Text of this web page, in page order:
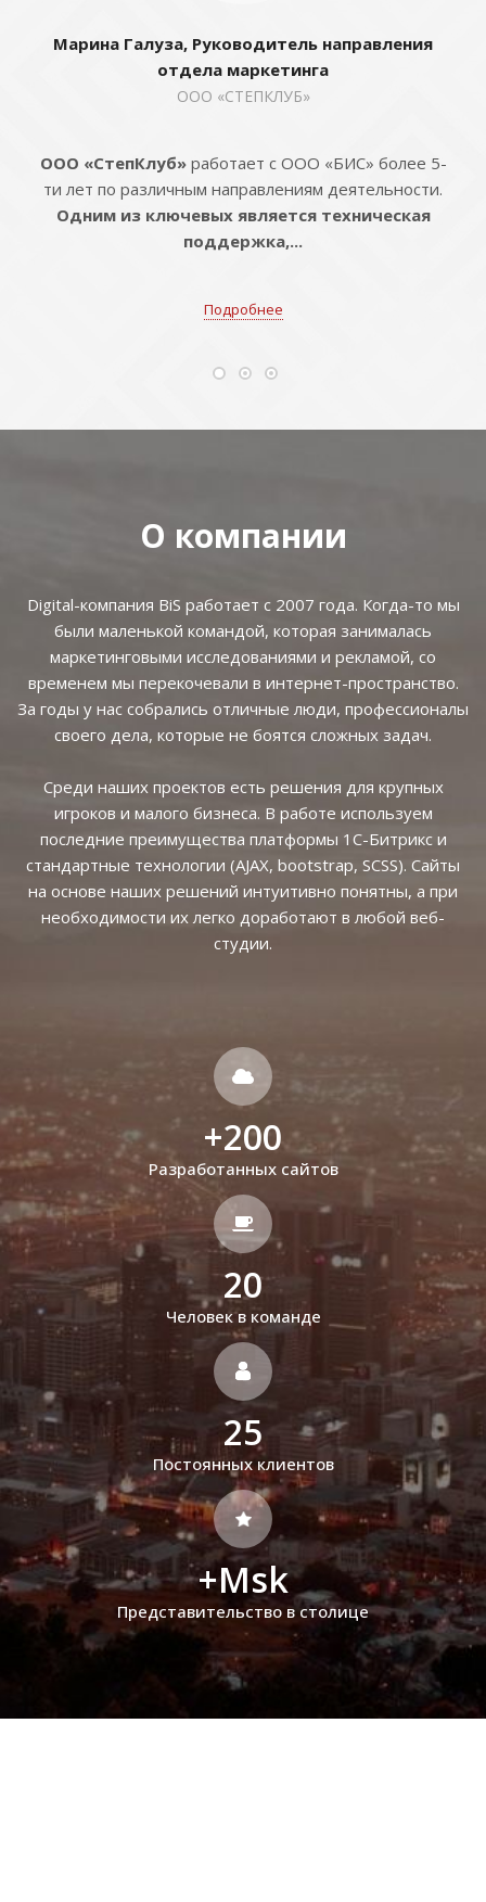
Марина Галуза, Руководитель направления
отдела маркетинга
ООО «СТЕПКЛУБ»
ООО «СтепКлуб»работает с ООО «БИС» более 5-
ти лет по различным направлениям деятельности.
Одним из ключевых является техническая
поддержка,...
Подробнее
О компании
Digital-компания BiS работает с 2007 года. Когда-то мы
были маленькой командой, которая занималась
маркетинговыми исследованиями и рекламой, со
временем мы перекочевали в интернет-пространство.
За годы у нас собрались отличные люди, профессионалы
своего дела, которые не боятся сложных задач.
Среди наших проектов есть решения для крупных
игроков и малого бизнеса. В работе используем
последние преимущества платформы 1С-Битрикс и
стандартные технологии (AJAX, bootstrap, SCSS). Сайты
на основе наших решений интуитивно понятны, а при
необходимости их легко доработают в любой веб-
студии.
+200
Разработанных сайтов
20
Человек в команде
25
Постоянных клиентов
+Msk
Представительство в столице